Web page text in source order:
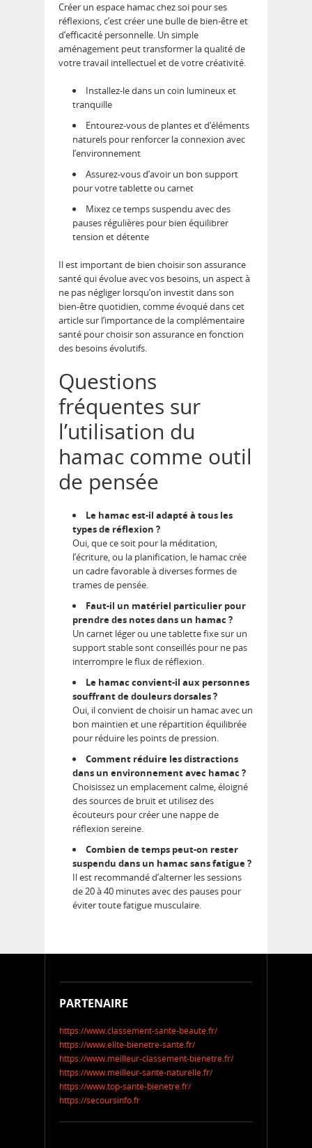
Créer un espace hamac chez soi pour ses
réflexions, c’est créer une bulle de bien-être et
d’efficacité personnelle. Un simple
aménagement peut transformer la qualité de
votre travail intellectuel et de votre créativité.
Installez-le dans un coin lumineux et
tranquille
Entourez-vous de plantes et d’éléments
naturels pour renforcer la connexion avec
l’environnement
Assurez-vous d’avoir un bon support
pour votre tablette ou carnet
Mixez ce temps suspendu avec des
pauses régulières pour bien équilibrer
tension et détente
Il est important de bien choisir son assurance
santé qui évolue avec vos besoins, un aspect à
ne pas négliger lorsqu’on investit dans son
bien-être quotidien, comme évoqué dans cet
article sur l’importance de la complémentaire
santé pour choisir son assurance en fonction
des besoins évolutifs.
Questions
fréquentes sur
l’utilisation du
hamac comme outil
de pensée
Le hamac est-il adapté à tous les
types de réflexion ?
Oui, que ce soit pour la méditation,
l’écriture, ou la planification, le hamac crée
un cadre favorable à diverses formes de
trames de pensée.
Faut-il un matériel particulier pour
prendre des notes dans un hamac ?
Un carnet léger ou une tablette fixe sur un
support stable sont conseillés pour ne pas
interrompre le flux de réflexion.
Le hamac convient-il aux personnes
souffrant de douleurs dorsales ?
Oui, il convient de choisir un hamac avec un
bon maintien et une répartition équilibrée
pour réduire les points de pression.
Comment réduire les distractions
dans un environnement avec hamac ?
Choisissez un emplacement calme, éloigné
des sources de bruit et utilisez des
écouteurs pour créer une nappe de
réflexion sereine.
Combien de temps peut-on rester
suspendu dans un hamac sans fatigue ?
Il est recommandé d’alterner les sessions
de 20 à 40 minutes avec des pauses pour
éviter toute fatigue musculaire.
PARTENAIRE
https://www.classement-sante-beaute.fr/
https://www.elite-bienetre-sante.fr/
https://www.meilleur-classement-bienetre.fr/
https://www.meilleur-sante-naturelle.fr/
https://www.top-sante-bienetre.fr/
https://secoursinfo.fr